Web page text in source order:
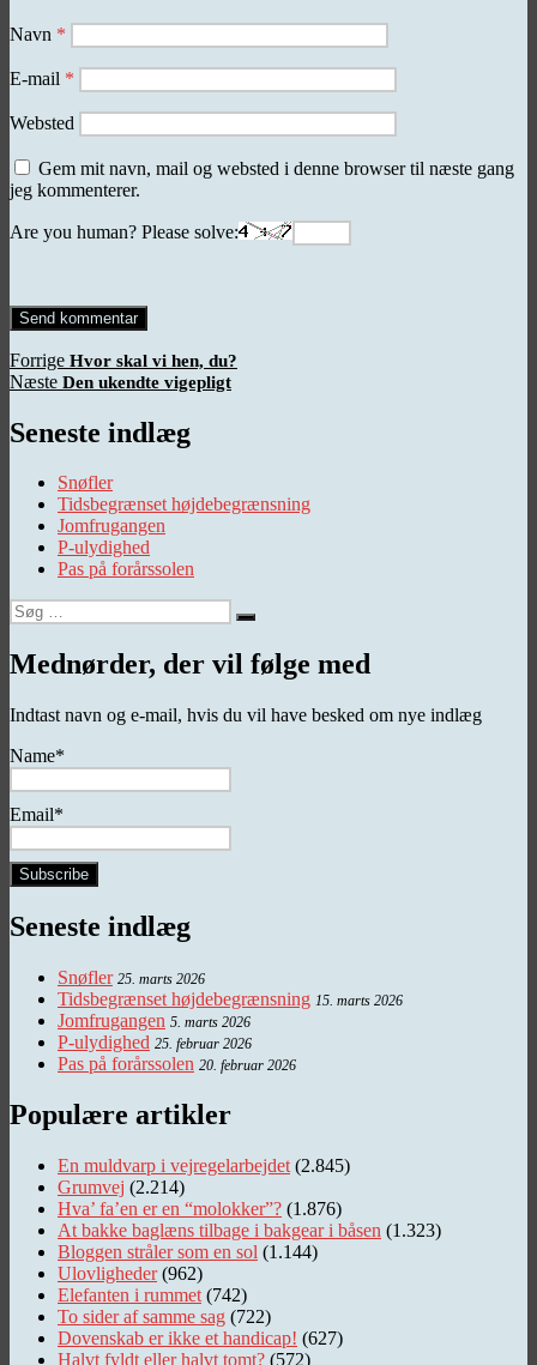
Navn *
E-mail *
Websted
Gem mit navn, mail og websted i denne browser til næste gang
jeg kommenterer.
Are you human? Please solve:
Indlægsnavigation
Forrige Forrige
indlæg:
Hvor skal vi hen, du?
Næste Næste
Den ukendte vigepligt
Seneste indlæg
Snøfler
Tidsbegrænset højdebegrænsning
Jomfrugangen
P-ulydighed
Pas på forårssolen
Søg
efter:
Søg
Mednørder, der vil følge med
Indtast navn og e-mail, hvis du vil have besked om nye indlæg
Name*
Email*
Seneste indlæg
Snøfler 25. marts 2026
Tidsbegrænset højdebegrænsning 15. marts 2026
Jomfrugangen 5. marts 2026
P-ulydighed 25. februar 2026
Pas på forårssolen 20. februar 2026
Populære artikler
En muldvarp i vejregelarbejdet (2.845)
Grumvej (2.214)
Hva’ fa’en er en “molokker”? (1.876)
At bakke baglæns tilbage i bakgear i båsen (1.323)
Bloggen stråler som en sol (1.144)
Ulovligheder (962)
Elefanten i rummet (742)
To sider af samme sag (722)
Dovenskab er ikke et handicap! (627)
Halvt fyldt eller halvt tomt? (572)